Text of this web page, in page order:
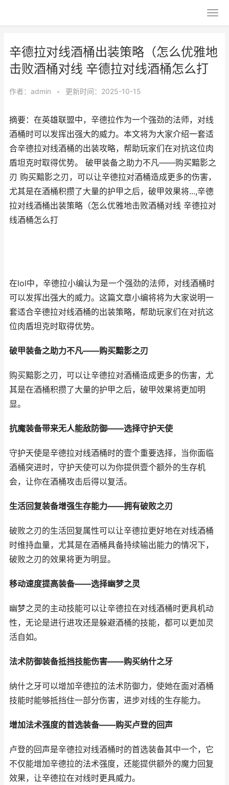
辛德拉对线酒桶出装策略（怎么优雅地
击败酒桶对线 辛德拉对线酒桶怎么打
作者： admin • 更新时间：2025-10-15
摘要：在英雄联盟中，辛德拉作为一个强劲的法师，对线
酒桶时可以发挥出强大的威力。本文将为大家介绍一套适
合辛德拉对线酒桶的出装攻略，帮助玩家们在对抗这位肉
盾坦克时取得优势。 破甲装备之助力不凡——购买黯影之
刃 购买黯影之刃，可以让辛德拉对酒桶造成更多的伤害，
尤其是在酒桶积攒了大量的护甲之后，破甲效果将...,辛德
拉对线酒桶出装策略（怎么优雅地击败酒桶对线 辛德拉对
线酒桶怎么打
在lol中，辛德拉小编认为是一个强劲的法师，对线酒桶时
可以发挥出强大的威力。这篇文章小编将将为大家说明一
套适合辛德拉对线酒桶的出装策略，帮助玩家们在对抗这
位肉盾坦克时取得优势。
破甲装备之助力不凡——购买黯影之刃
购买黯影之刃，可以让辛德拉对酒桶造成更多的伤害，尤
其是在酒桶积攒了大量的护甲之后，破甲效果将更加明
显。
抗魔装备带来无人能敌防御——选择守护天使
守护天使是辛德拉对线酒桶时的壹个重要选择，当你面临
酒桶突进时，守护天使可以为你提供壹个额外的生存机
会，让你在酒桶攻击后得以复活。
生活回复装备增强生存能力——拥有破败之刃
破败之刃的生活回复属性可以让辛德拉更好地在对线酒桶
时维持血量，尤其是在酒桶具备持续输出能力的情况下，
破败之刃的效果将更为明显。
移动速度提高装备——选择幽梦之灵
幽梦之灵的主动技能可以让辛德拉在对线酒桶时更具机动
性，无论是进行进攻还是躲避酒桶的技能，都可以更加灵
活自如。
法术防御装备抵挡技能伤害——购买纳什之牙
纳什之牙可以增加辛德拉的法术防御力，使她在面对酒桶
技能时能够抵挡住一部分伤害，进步对线的生存能力。
增加法术强度的首选装备——购买卢登的回声
卢登的回声是辛德拉对线酒桶时的首选装备其中一个，它
不仅能增加辛德拉的法术强度，还能提供额外的魔力回复
效果，让辛德拉在对线时更具威力。